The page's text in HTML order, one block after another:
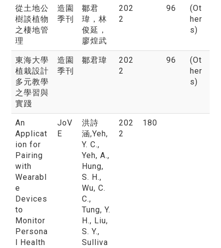
從土地公
樹談植物
之棲地管
理
造園
季刊
鄒君
瑋 ，林
俊延，
廖煌武
202
2
96
(Ot
her
s)
東海大學
植栽設計
多元教學
之學習與
實踐
造園
季刊
鄒君瑋
202
2
96
(Ot
her
s)
An
Applicat
ion for
Pairing
with
Wearabl
e
Devices
to
Monitor
Persona
l Health
JoV
E
洪詩
涵,Yeh,
Y. C.,
Yeh, A.,
Hung,
S. H.,
Wu, C.
C.,
Tung, Y.
H., Liu,
S. Y.,
Sulliva
202
2
180